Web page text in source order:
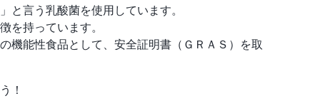
と言う乳酸菌を使用しています。
を持っています。
機能性食品として、安全証明書（ＧＲＡＳ）を取
！